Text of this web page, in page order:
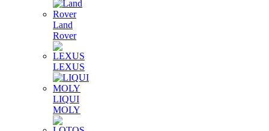
Land
Rover
LEXUS
LIQUI
MOLY